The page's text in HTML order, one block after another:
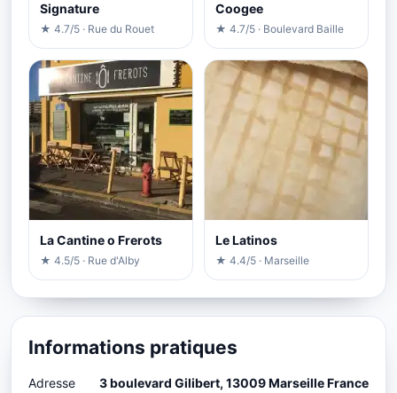
Signature
★ 4.7/5 · Rue du Rouet
Coogee
★ 4.7/5 · Boulevard Baille
La Cantine o Frerots
★ 4.5/5 · Rue d'Alby
Le Latinos
★ 4.4/5 · Marseille
Informations pratiques
Adresse 3 boulevard Gilibert, 13009 Marseille France